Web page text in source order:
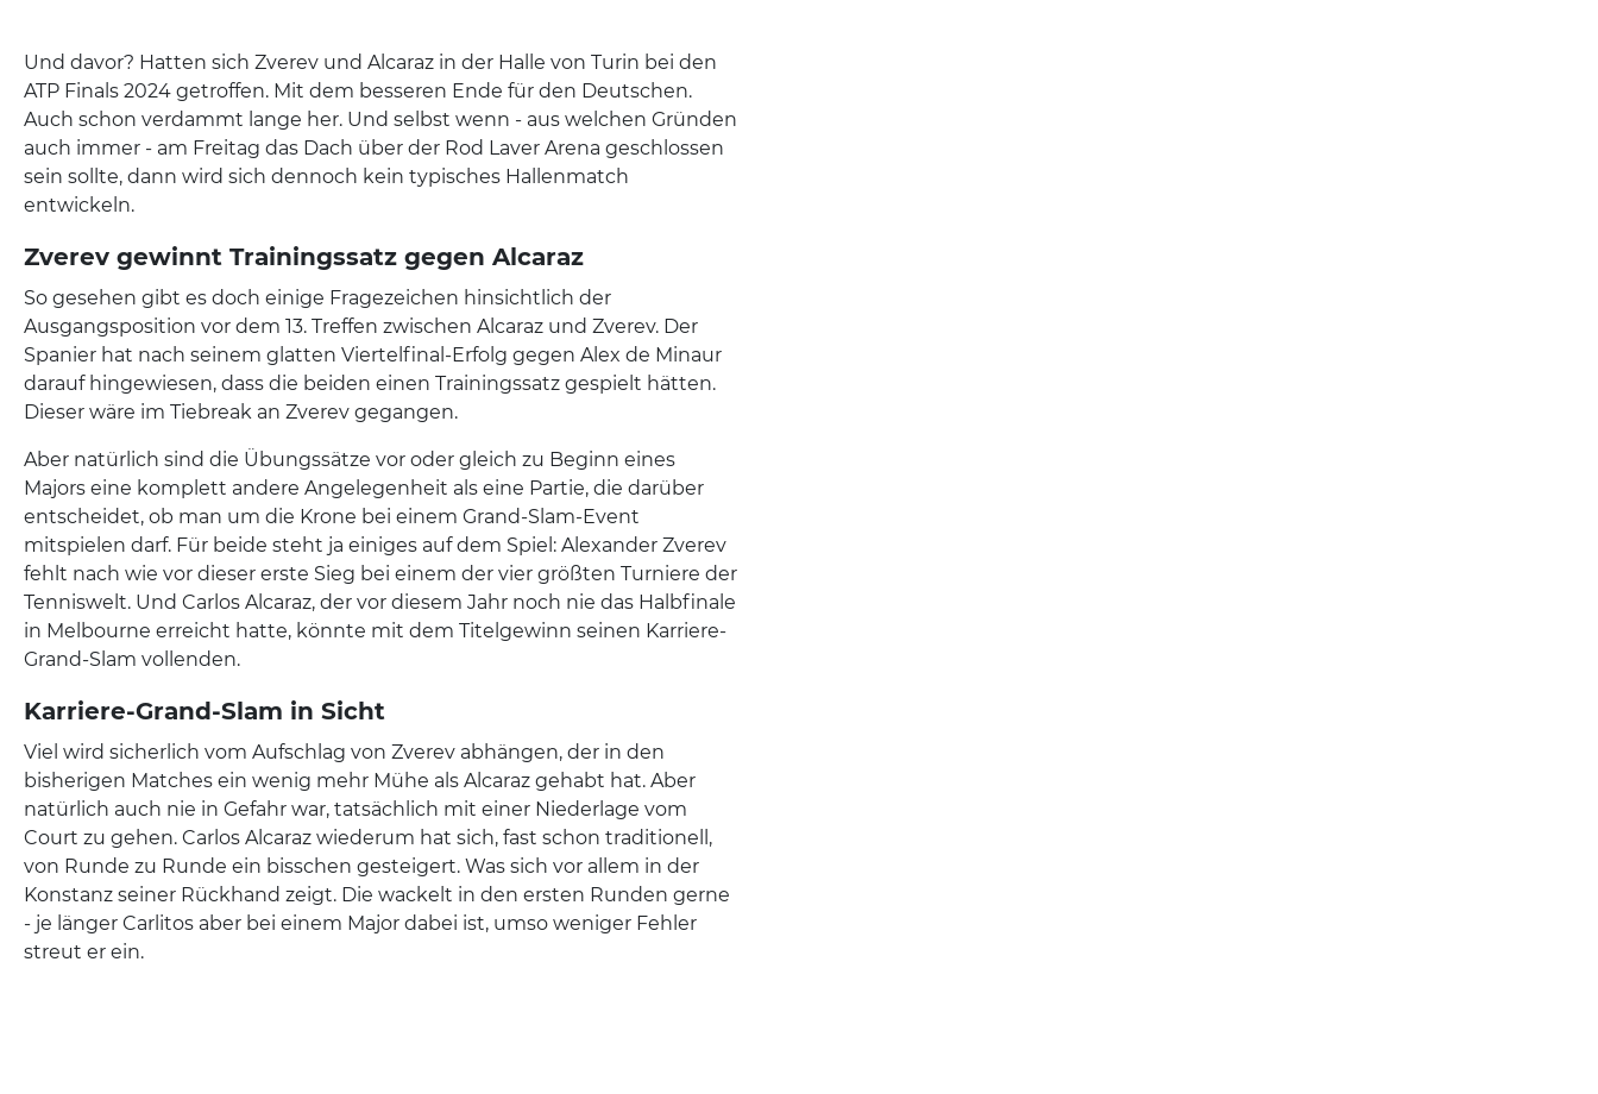
Und davor? Hatten sich Zverev und Alcaraz in der Halle von Turin bei den
ATP Finals 2024 getroffen. Mit dem besseren Ende für den Deutschen.
Auch schon verdammt lange her. Und selbst wenn - aus welchen Gründen
auch immer - am Freitag das Dach über der Rod Laver Arena geschlossen
sein sollte, dann wird sich dennoch kein typisches Hallenmatch
entwickeln.
Zverev gewinnt Trainingssatz gegen Alcaraz
So gesehen gibt es doch einige Fragezeichen hinsichtlich der
Ausgangsposition vor dem 13. Treffen zwischen Alcaraz und Zverev. Der
Spanier hat nach seinem glatten Viertelfinal-Erfolg gegen Alex de Minaur
darauf hingewiesen, dass die beiden einen Trainingssatz gespielt hätten.
Dieser wäre im Tiebreak an Zverev gegangen.
Aber natürlich sind die Übungssätze vor oder gleich zu Beginn eines
Majors eine komplett andere Angelegenheit als eine Partie, die darüber
entscheidet, ob man um die Krone bei einem Grand-Slam-Event
mitspielen darf. Für beide steht ja einiges auf dem Spiel: Alexander Zverev
fehlt nach wie vor dieser erste Sieg bei einem der vier größten Turniere der
Tenniswelt. Und Carlos Alcaraz, der vor diesem Jahr noch nie das Halbfinale
in Melbourne erreicht hatte, könnte mit dem Titelgewinn seinen Karriere-
Grand-Slam vollenden.
Karriere-Grand-Slam in Sicht
Viel wird sicherlich vom Aufschlag von Zverev abhängen, der in den
bisherigen Matches ein wenig mehr Mühe als Alcaraz gehabt hat. Aber
natürlich auch nie in Gefahr war, tatsächlich mit einer Niederlage vom
Court zu gehen. Carlos Alcaraz wiederum hat sich, fast schon traditionell,
von Runde zu Runde ein bisschen gesteigert. Was sich vor allem in der
Konstanz seiner Rückhand zeigt. Die wackelt in den ersten Runden gerne
- je länger Carlitos aber bei einem Major dabei ist, umso weniger Fehler
streut er ein.